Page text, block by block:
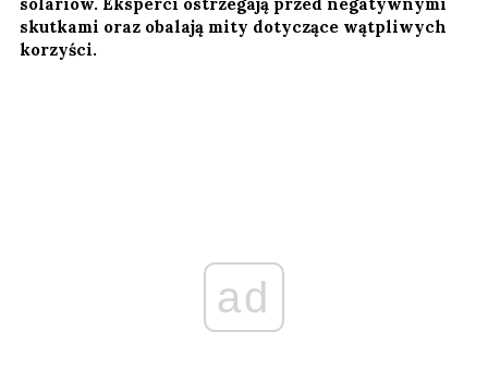
skutkami oraz obalają mity dotyczące wątpliwych
korzyści.
ad